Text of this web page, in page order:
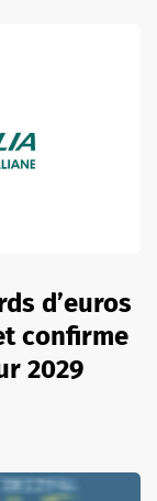
d’euros
confirme
2029